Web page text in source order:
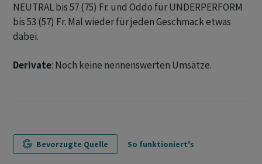
NEUTRAL bis 57 (75) Fr. und Oddo für UNDERPERFORM
bis 53 (57) Fr. Mal wieder für jeden Geschmack etwas
dabei.
Derivate: Noch keine nennenswerten Umsätze.
Bevorzugte Quelle So funktioniert's